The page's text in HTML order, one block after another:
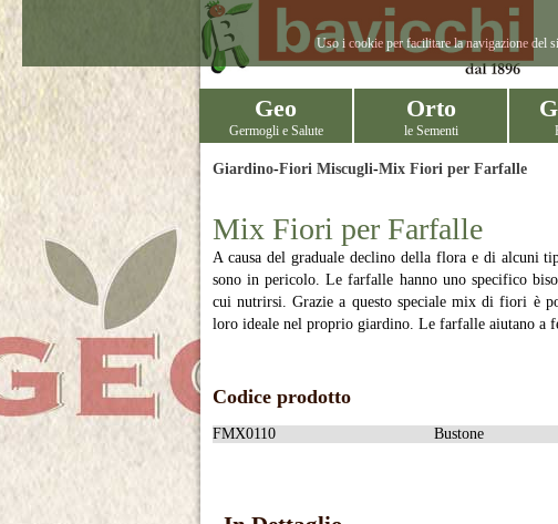
Geo
Germogli e Salute
Orto
le Sementi
Giardino-Fiori Miscugli-Mix Fiori per Farfalle
Mix Fiori per Farfalle
A causa del graduale declino della flora e di alcuni
sono in pericolo. Le farfalle hanno uno specifico
cui nutrirsi. Grazie a questo speciale mix di fiori è
loro ideale nel proprio giardino. Le farfalle aiutano a
Codice prodotto
FMX0110 Bustone
Uso i cookie per facilitare la navigazione del